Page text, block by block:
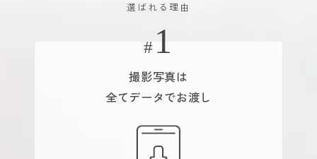
選ばれる理由
撮影写真は
全てデータでお渡し